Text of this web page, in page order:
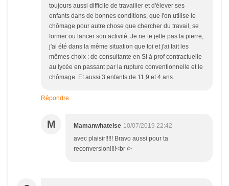
toujours aussi difficile de travailler et d'élever ses
enfants dans de bonnes conditions, que l'on utilise le
chômage pour autre chose que chercher du travail, se
former ou lancer son activité. Je ne te jette pas la pierre,
j'ai été dans la même situation que toi et j'ai fait les
mêmes choix : de consultante en SI à prof contractuelle
au lycée en passant par la rupture conventionnelle et le
chômage. Et aussi 3 enfants de 11,9 et 4 ans.
Répondre
M Mamanwhatelse 10/07/2019 22:42
avec plaisir!!!!! Bravo aussi pour ta
reconversion!!!!<br />